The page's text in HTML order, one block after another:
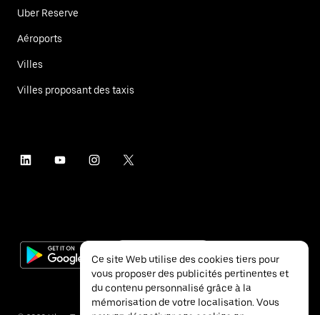
Uber Reserve
Aéroports
Villes
Villes proposant des taxis
Ce site Web utilise des cookies tiers pour
vous proposer des publicités pertinentes et
du contenu personnalisé grâce à la
mémorisation de votre localisation. Vous